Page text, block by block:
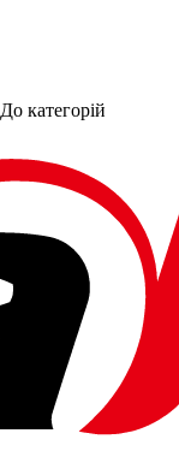
До категорiй